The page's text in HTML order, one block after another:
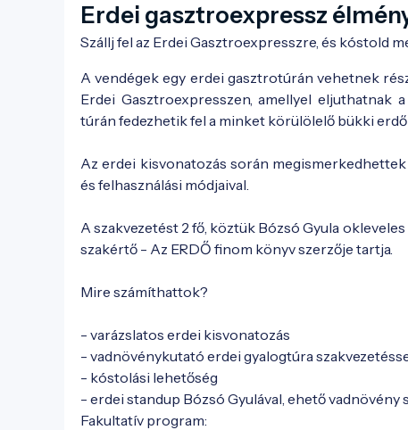
Erdei gasztroexpressz
Szállj fel az Erdei Gasztroexpresszre, és kóstold
A vendégek egy erdei gasztrotúrán vehetnek
Erdei Gasztroexpresszen, amellyel eljuthatnak
túrán fedezhetik fel a minket körülölelő bükki
Az erdei kisvonatozás során
és felhasználási módjaival.
A szakvezetést 2 fő, köztük Bózsó Gyula
szakértő - Az ERDŐ finom könyv szerzője tartja.
Mire számíthattok?
- varázslatos erdei kisvonatozás
- vadnövénykutató erdei gyalogtúra
- kóstolási lehetőség
- erdei standup Bózsó Gyulával, ehető
Fakultatív program: